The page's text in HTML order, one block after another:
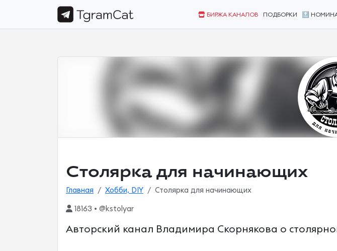
БИРЖА КАНАЛОВ ПОДБОРКИ 🔝
Столярка для начинающих
Главная Хобби, DIY Столярка для начинающих
18163 • @kstolyar
Авторский канал Владимира Скорнякова о